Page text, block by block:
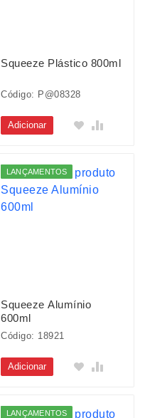
Squeeze Plástico 800ml
Código: P@08328
Adicionar
LANÇAMENTOS
Squeeze Alumínio
600ml
Código: 18921
Adicionar
LANÇAMENTOS